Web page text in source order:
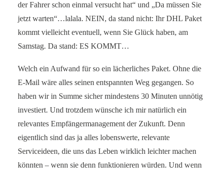
der Fahrer schon einmal versucht hat“ und „Da müssen Sie
jetzt warten“…lalala. NEIN, da stand nicht: Ihr DHL Paket
kommt vielleicht eventuell, wenn Sie Glück haben, am
Samstag. Da stand: ES KOMMT…
Welch ein Aufwand für so ein lächerliches Paket. Ohne die
E-Mail wäre alles seinen entspannten Weg gegangen. So
haben wir in Summe sicher mindestens 30 Minuten unnötig
investiert. Und trotzdem wünsche ich mir natürlich ein
relevantes Empfängermanagement der Zukunft. Denn
eigentlich sind das ja alles lobenswerte, relevante
Serviceideen, die uns das Leben wirklich leichter machen
könnten – wenn sie denn funktionieren würden. Und wenn